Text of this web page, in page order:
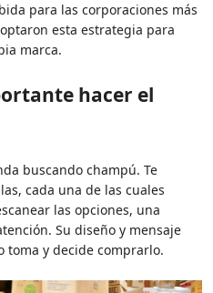
para las corporaciones más
esta estrategia para
marca.
hacer el
buscando champú. Te
cada una de las cuales
las opciones, una
Su diseño y mensaje
toma y decide comprarlo.